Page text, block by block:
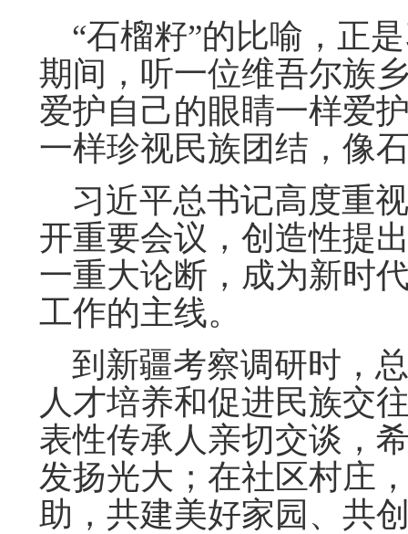
“石榴籽”的比喻，正
期间，听一位维吾尔族
爱护自己的眼睛一样爱
一样珍视民族团结，像
习近平总书记高度重
开重要会议，创造性提
一重大论断，成为新时
工作的主线。
到新疆考察调研时，
人才培养和促进民族交
表性传承人亲切交谈，
发扬光大；在社区村庄
助，共建美好家园、共